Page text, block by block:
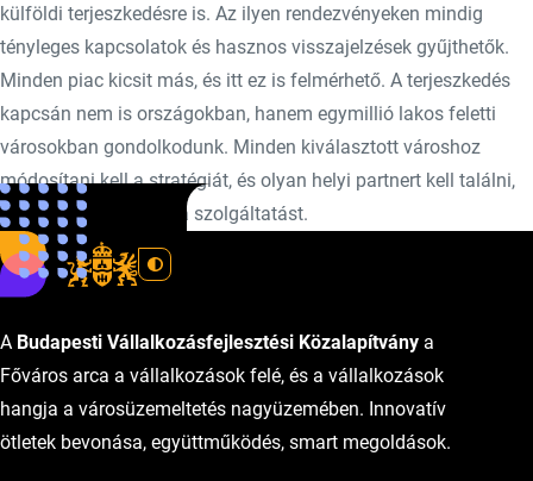
külföldi terjeszkedésre is. Az ilyen rendezvényeken mindig
tényleges kapcsolatok és hasznos visszajelzések gyűjthetők.
Minden piac kicsit más, és itt ez is felmérhető. A terjeszkedés
kapcsán nem is országokban, hanem egymillió lakos feletti
városokban gondolkodunk. Minden kiválasztott városhoz
módosítani kell a stratégiát, és olyan helyi partnert kell találni,
akivel ki lehet építeni a szolgáltatást.
A Budapesti Vállalkozásfejlesztési Közalapítvány a
Főváros arca a vállalkozások felé, és a vállalkozások
hangja a városüzemeltetés nagyüzemében. Innovatív
ötletek bevonása, együttműködés, smart megoldások.